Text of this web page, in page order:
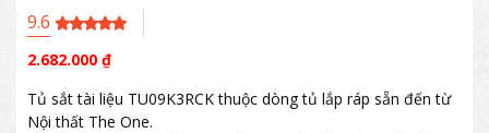
9.6
2.682.000 ₫
Tủ sắt tài liệu TU09K3RCK thuộc dòng tủ lắp ráp sẵn đến từ
Nội thất The One.